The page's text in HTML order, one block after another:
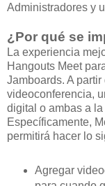
Administradores y
¿Por qué se
La experiencia
Hangouts Meet
Jamboards. A
videoconferencia,
digital o ambas a
Específicamente,
permitirá hacer lo
Agregar